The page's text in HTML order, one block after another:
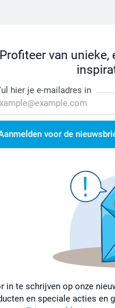
Profiteer van unieke,
hier je e-mailadres in
voor de
in te schrijven op onze
en speciale acties en